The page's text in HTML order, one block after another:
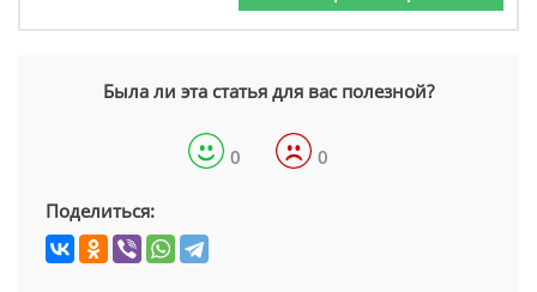
Была ли эта статья для вас полезной?
0 0
Поделиться: